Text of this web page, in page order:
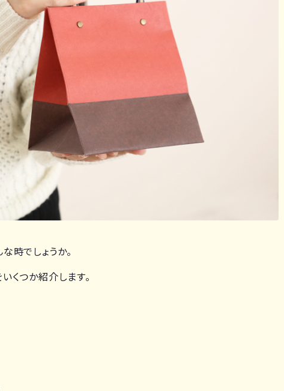
時でしょうか。
くつか紹介します。